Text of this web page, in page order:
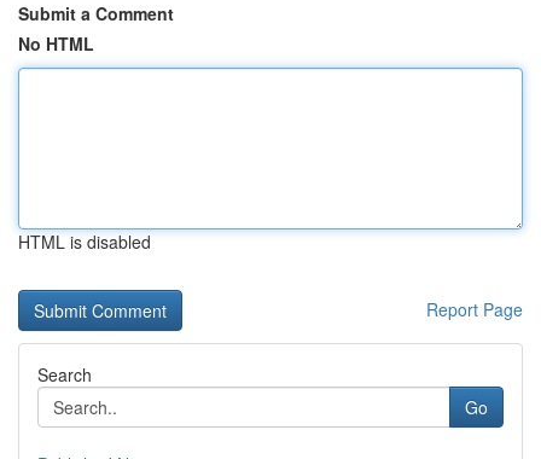
Submit a Comment
No HTML
HTML is disabled
Report Page
Search
Go